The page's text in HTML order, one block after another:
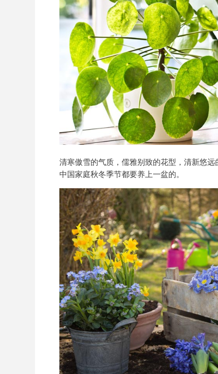
清寒傲雪的气质，儒雅别致的花型，清新悠
中国家庭秋冬季节都要养上一盆的。